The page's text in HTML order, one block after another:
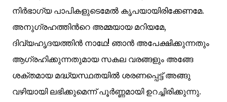
നിര്‍ഭാഗ്യ പാപികളുടെമേല്‍ കൃപയായിരിക്കേണമേ.
അനുഗ്രഹത്തിന്‍റെ അമ്മയായ മറിയമേ,
ദിവ്യഹൃദയത്തിന്‍ നാഥേ! ഞാന്‍ അപേക്ഷിക്കുന്നതും
ആഗ്രഹിക്കുന്നതുമായ സകല വരങ്ങളും അങ്ങേ
ശക്തമായ മദ്ധ്യസ്ഥതയില്‍ ശരണപ്പെട്ട് അങ്ങു
വഴിയായി ലഭിക്കുമെന്ന് പൂര്‍ണ്ണമായി ഉറച്ചിരിക്കുന്നു.